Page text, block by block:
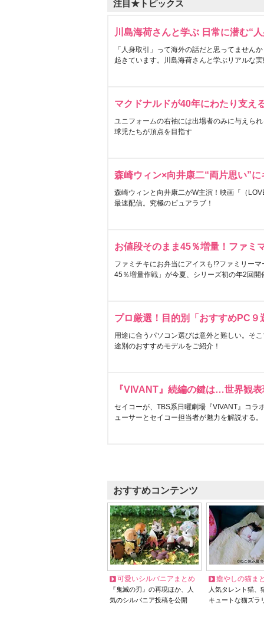
注目★トピックス
川島海荷さんと学ぶ 日常に潜む“
「人身取引」って海外の話だと思ってません
起きています。川島海荷さんと学ぶリアルな
マクドナルドが40年にわたり支え
ユニフォームの右袖には出場者のみに与えら
球児たちが頂点を目指す
森崎ウィン×向井康二“両片思い”
森崎ウィンと向井康二がW主演！映画『（
最速配信。究極のピュアラブ！
お値段そのまま45％増量！ファミ
ファミチキにお弁当にアイスも!?ファミリー
45％増量作戦」が今夏、シリーズ初の年2回開
プロ厳選！目的別「おすすめPC９
用途に合うパソコン選びは意外と難しい。そ
途別のおすすめモデルをご紹介！
『VIVANT』続編の鍵は…世界観
セイコーが、TBS系日曜劇場『VIVANT』コラ
ューサーとセイコー担当者が魅力を解説する。
おすすめコンテンツ
可愛いシルバニアまとめ
『鬼滅の刃』の再現ほか、人
気のシルバニア投稿を公開
癒やしの猫ま
人気タレント猫
キュートな猫ズラ